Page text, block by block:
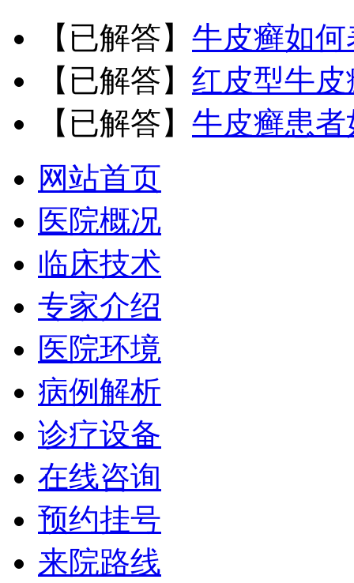
【已解答】 牛皮癣如
【已解答】 红皮型牛
【已解答】 牛皮癣患
网站首页
医院概况
临床技术
专家介绍
医院环境
病例解析
诊疗设备
在线咨询
预约挂号
来院路线